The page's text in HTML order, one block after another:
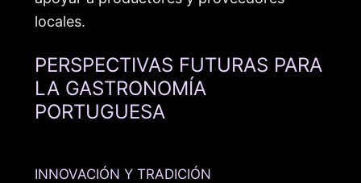
locales.
PERSPECTIVAS FUTURAS PARA
LA GASTRONOMÍA
PORTUGUESA
INNOVACIÓN Y TRADICIÓN